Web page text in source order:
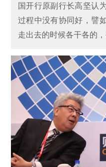
国开行原副行长高坚认
过程中没有协同好，譬
走出去的时候各干各的